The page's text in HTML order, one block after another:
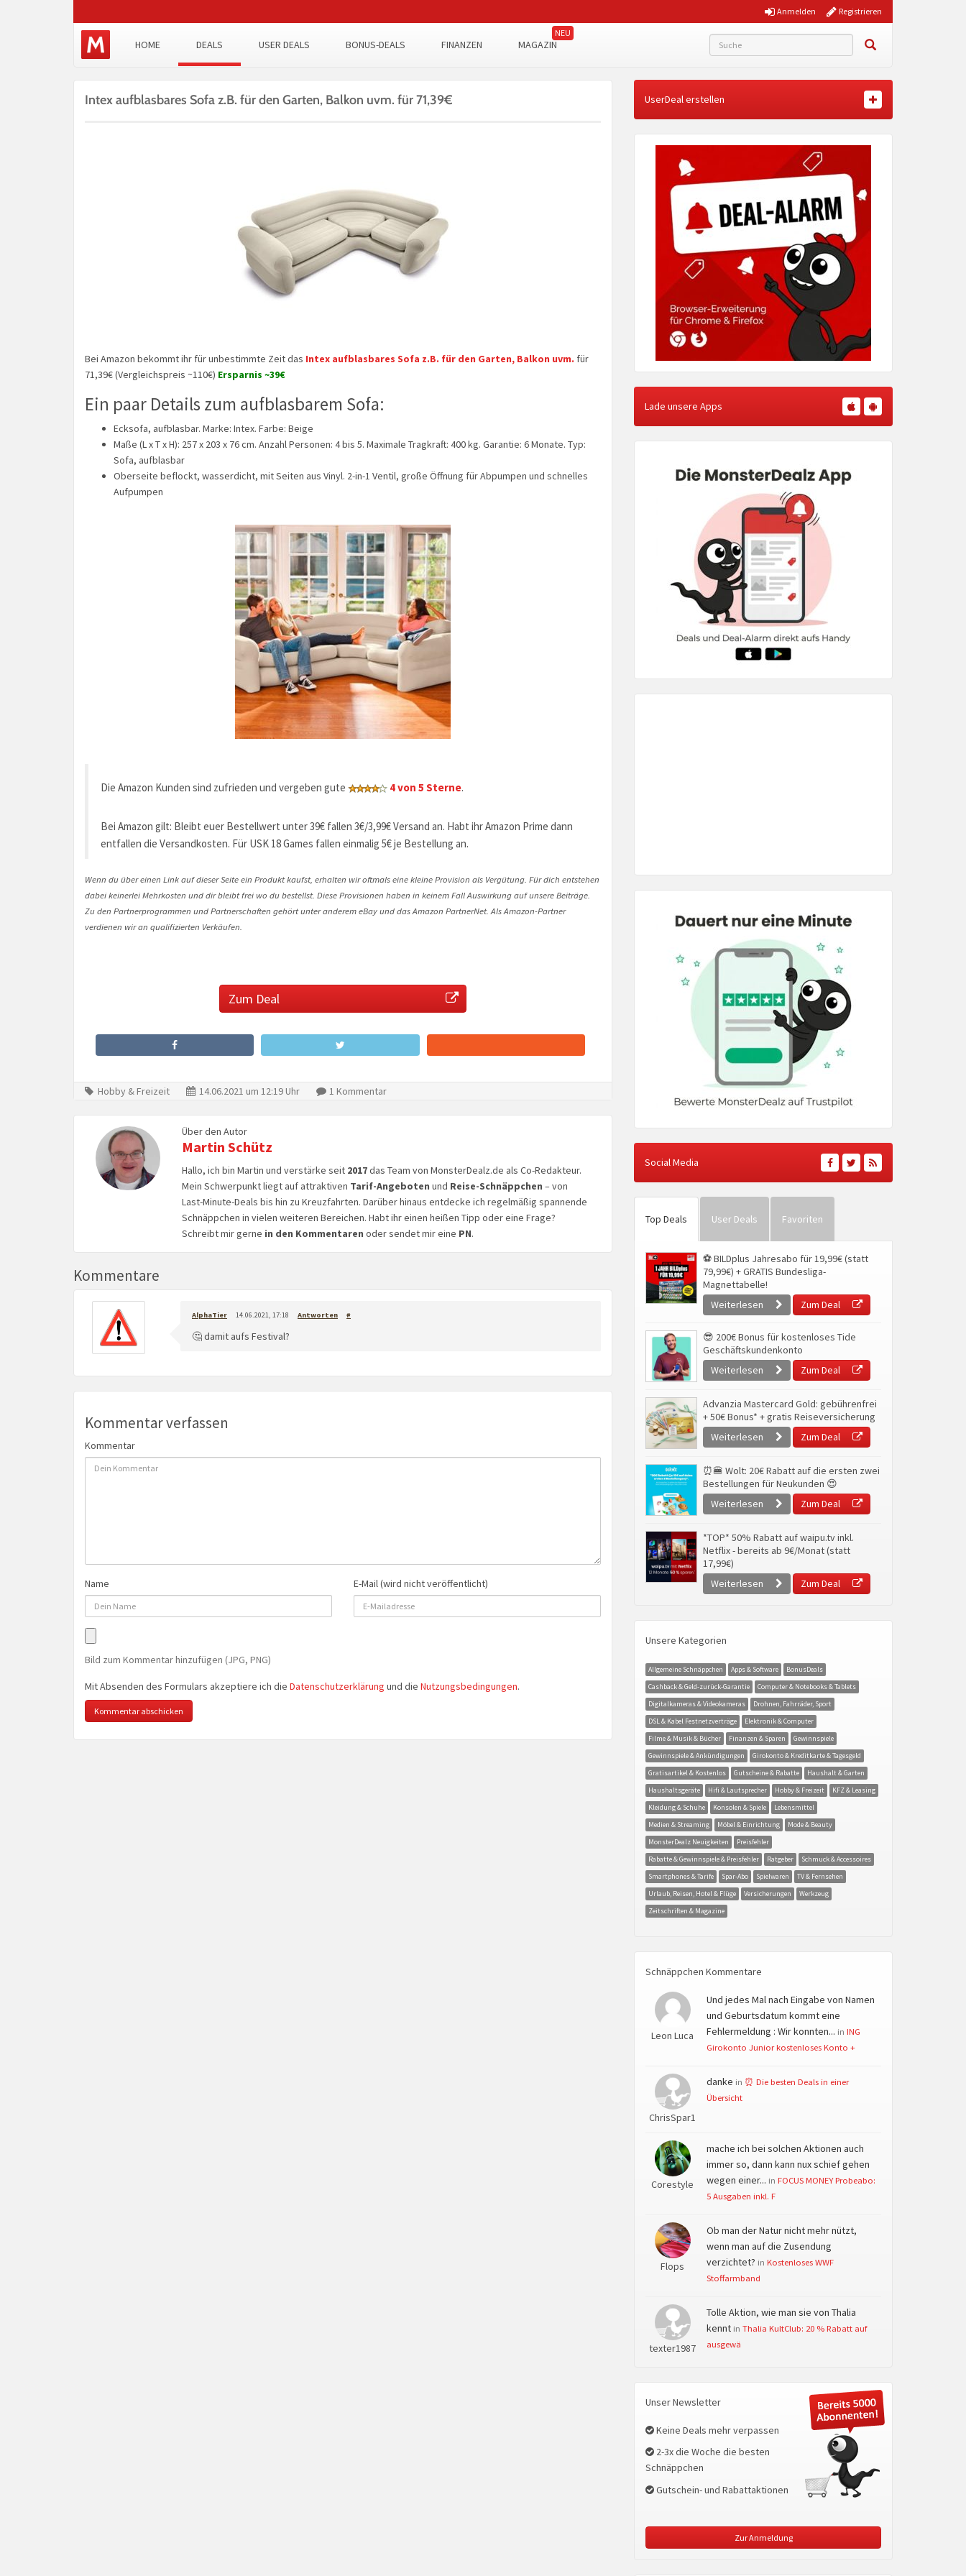
Registrieren
Anmelden
HOME DEALS USER DEALS BONUS-DEALS FINANZEN MAGAZIN
Intex aufblasbares Sofa z.B. für den Garten, Balkon uvm. für 71,39€
Bei Amazon bekommt ihr für unbestimmte Zeit das Intex aufblasbares Sofa z.B. für den Garten, Balkon uvm. für
71,39€ (Vergleichspreis ~110€) Ersparnis ~39€
Ein paar Details zum aufblasbarem Sofa:
Ecksofa, aufblasbar. Marke: Intex. Farbe: Beige
Maße (L x T x H): 257 x 203 x 76 cm. Anzahl Personen: 4 bis 5. Maximale Tragkraft: 400 kg. Garantie: 6 Monate. Typ:
Sofa, aufblasbar
Oberseite beflockt, wasserdicht, mit Seiten aus Vinyl. 2-in-1 Ventil, große Öffnung für Abpumpen und schnelles
Aufpumpen
Die Amazon Kunden sind zufrieden und vergeben gute 4 von 5 Sterne.
Bei Amazon gilt: Bleibt euer Bestellwert unter 39€ fallen 3€/3,99€ Versand an. Habt ihr Amazon Prime dann
entfallen die Versandkosten. Für USK 18 Games fallen einmalig 5€ je Bestellung an.
Wenn du über einen Link auf dieser Seite ein Produkt kaufst, erhalten wir oftmals eine kleine Provision als Vergütung. Für dich entstehen
dabei keinerlei Mehrkosten und dir bleibt frei wo du bestellst. Diese Provisionen haben in keinem Fall Auswirkung auf unsere Beiträge.
Zu den Partnerprogrammen und Partnerschaften gehört unter anderem eBay und das Amazon PartnerNet. Als Amazon-Partner
verdienen wir an qualifizierten Verkäufen.
Zum Deal
Hobby & Freizeit 14.06.2021 um 12:19 Uhr 1 Kommentar
Über den Autor
Martin Schütz
Hallo, ich bin Martin und verstärke seit 2017das Team von MonsterDealz.de als Co-Redakteur.
Mein Schwerpunkt liegt auf attraktiven Tarif-Angeboten und Reise-Schnäppchen – von
Last-Minute-Deals bis hin zu Kreuzfahrten. Darüber hinaus entdecke ich regelmäßig spannende
Schnäppchen in vielen weiteren Bereichen. Habt ihr einen heißen Tipp oder eine Frage?
Schreibt mir gerne in den Kommentaren oder sendet mir eine PN.
Kommentare
AlphaTier 14.06.2021, 17:18 Antworten #
🤔 damit aufs Festival?
Kommentar verfassen
Kommentar
Name E-Mail (wird nicht veröffentlicht)
Bild zum Kommentar hinzufügen (JPG, PNG)
Mit Absenden des Formulars akzeptiere ich die Datenschutzerklärung und die Nutzungsbedingungen.
UserDeal erstellen
Lade unsere Apps
Social Media
Top Deals User Deals Favoriten
⚽ BILDplus Jahresabo für 19,99€ (statt
79,99€) + GRATIS Bundesliga-
Magnettabelle!
Weiterlesen
Zum Deal
😎 200€ Bonus für kostenloses Tide
Geschäftskundenkonto
Weiterlesen
Zum Deal
Advanzia Mastercard Gold: gebührenfrei
+ 50€ Bonus* + gratis Reiseversicherung
Weiterlesen
Zum Deal
⏰🍔 Wolt: 20€ Rabatt auf die ersten zwei
Bestellungen für Neukunden 😍
Weiterlesen
Zum Deal
*TOP* 50% Rabatt auf waipu.tv inkl.
Netflix - bereits ab 9€/Monat (statt
17,99€)
Weiterlesen
Zum Deal
Unsere Kategorien
Allgemeine Schnäppchen Apps & Software
BonusDeals
Cashback & Geld-zurück-Garantie
Computer & Notebooks & Tablets
Digitalkameras & Videokameras
Drohnen, Fahrräder, Sport
DSL & Kabel Festnetzverträge
Elektronik & Computer
Filme & Musik & Bücher
Finanzen & Sparen
Gewinnspiele
Gewinnspiele & Ankündigungen
Girokonto & Kreditkarte & Tagesgeld
Gratisartikel & Kostenlos
Gutscheine & Rabatte
Haushalt & Garten
Haushaltsgeräte
Hifi & Lautsprecher Hobby & Freizeit
KFZ & Leasing
Kleidung & Schuhe
Konsolen & Spiele
Lebensmittel
Medien & Streaming
Möbel & Einrichtung
Mode & Beauty
MonsterDealz Neuigkeiten
Preisfehler
Rabatte & Gewinnspiele & Preisfehler
Ratgeber
Schmuck & Accessoires
Smartphones & Tarife
Spar-Abo Spielwaren
TV & Fernsehen
Urlaub, Reisen, Hotel & Flüge
Versicherungen
Werkzeug
Zeitschriften & Magazine
Schnäppchen Kommentare
Leon Luca
Und jedes Mal nach Eingabe von Namen
und Geburtsdatum kommt eine
Fehlermeldung : Wir konnten... in ING
Girokonto Junior kostenloses Konto +
ChrisSpar1
danke in ⏰ Die besten Deals in einer
Übersicht
Corestyle
mache ich bei solchen Aktionen auch
immer so, dann kann nux schief gehen
wegen einer... in FOCUS MONEY Probeabo:
5 Ausgaben inkl. F
Flops
Ob man der Natur nicht mehr nützt,
wenn man auf die Zusendung
verzichtet? in Kostenloses WWF
Stoffarmband
texter1987
Tolle Aktion, wie man sie von Thalia
kennt in Thalia KultClub: 20 % Rabatt auf
ausgewä
Unser Newsletter
Keine Deals mehr verpassen
2-3x die Woche die besten
Schnäppchen
Gutschein- und Rabattaktionen
Zur Anmeldung